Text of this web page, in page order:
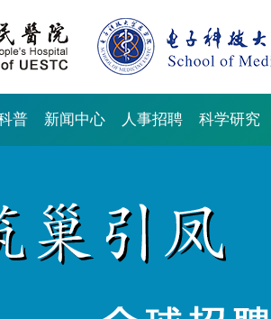
普 新闻中心 人事招聘 科学研究